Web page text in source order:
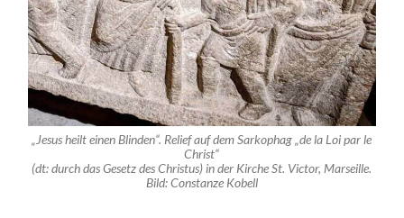
„Jesus heilt einen Blinden“. Relief auf dem Sarkophag „de la Loi par le
Christ“
(dt: durch das Gesetz des Christus) in der Kirche St. Victor, Marseille.
Bild: Constanze Kobell